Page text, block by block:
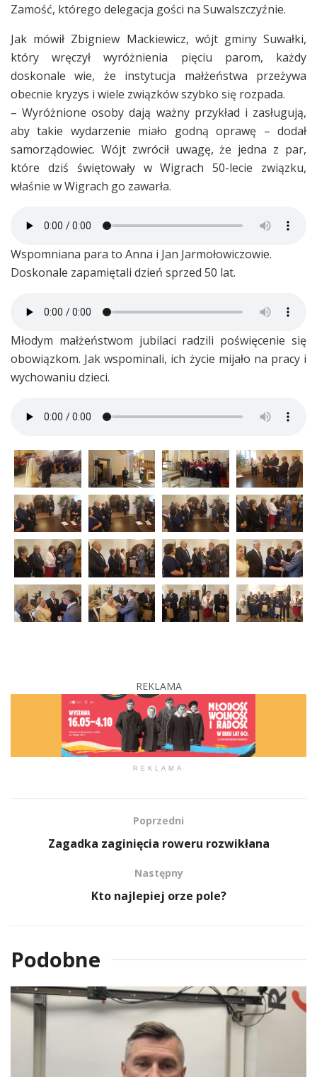
Zamość, którego delegacja gości na Suwalszczyźnie.
Jak mówił Zbigniew Mackiewicz, wójt gminy Suwałki,
który wręczył wyróżnienia pięciu parom, każdy
doskonale wie, że instytucja małżeństwa przeżywa
obecnie kryzys i wiele związków szybko się rozpada.
– Wyróżnione osoby dają ważny przykład i zasługują,
aby takie wydarzenie miało godną oprawę – dodał
samorządowiec. Wójt zwrócił uwagę, że jedna z par,
które dziś świętowały w Wigrach 50-lecie związku,
właśnie w Wigrach go zawarła.
Wspomniana para to Anna i Jan Jarmołowiczowie.
Doskonale zapamiętali dzień sprzed 50 lat.
Młodym małżeństwom jubilaci radzili poświęcenie się
obowiązkom. Jak wspominali, ich życie mijało na pracy i
wychowaniu dzieci.
REKLAMA
REKLAMA
Poprzedni
Zagadka zaginięcia roweru rozwikłana
Następny
Kto najlepiej orze pole?
Podobne